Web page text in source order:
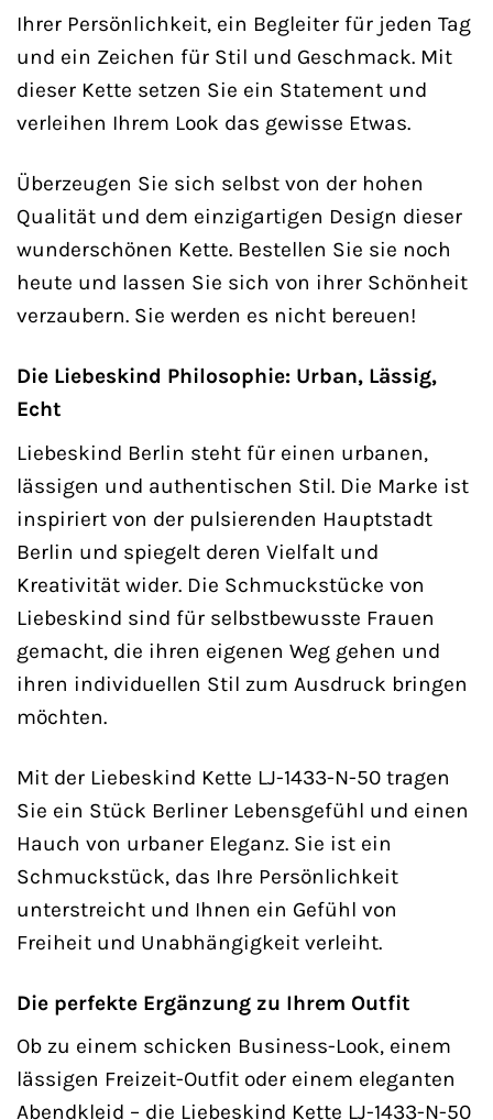
Ihrer Persönlichkeit, ein Begleiter für jeden Tag
und ein Zeichen für Stil und Geschmack. Mit
dieser Kette setzen Sie ein Statement und
verleihen Ihrem Look das gewisse Etwas.
Überzeugen Sie sich selbst von der hohen
Qualität und dem einzigartigen Design dieser
wunderschönen Kette. Bestellen Sie sie noch
heute und lassen Sie sich von ihrer Schönheit
verzaubern. Sie werden es nicht bereuen!
Die Liebeskind Philosophie: Urban, Lässig,
Echt
Liebeskind Berlin steht für einen urbanen,
lässigen und authentischen Stil. Die Marke ist
inspiriert von der pulsierenden Hauptstadt
Berlin und spiegelt deren Vielfalt und
Kreativität wider. Die Schmuckstücke von
Liebeskind sind für selbstbewusste Frauen
gemacht, die ihren eigenen Weg gehen und
ihren individuellen Stil zum Ausdruck bringen
möchten.
Mit der Liebeskind Kette LJ-1433-N-50 tragen
Sie ein Stück Berliner Lebensgefühl und einen
Hauch von urbaner Eleganz. Sie ist ein
Schmuckstück, das Ihre Persönlichkeit
unterstreicht und Ihnen ein Gefühl von
Freiheit und Unabhängigkeit verleiht.
Die perfekte Ergänzung zu Ihrem Outfit
Ob zu einem schicken Business-Look, einem
lässigen Freizeit-Outfit oder einem eleganten
Abendkleid – die Liebeskind Kette LJ-1433-N-50